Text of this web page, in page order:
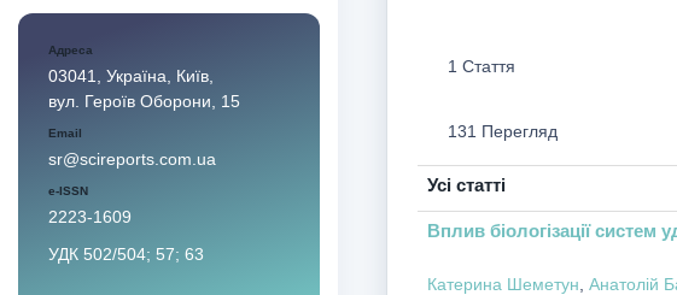
Адреса
03041, Україна, Київ,
вул. Героїв Оборони, 15
Email
sr@scireports.com.ua
e-ISSN
2223-1609
УДК 502/504; 57; 63
1 Стаття
131 Перегляд
Усі статті
Вплив біологізації систем
Катерина Шеметун Анатолій